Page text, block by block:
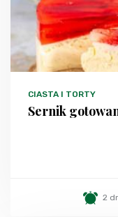
CIASTA I TORTY
Sernik
2